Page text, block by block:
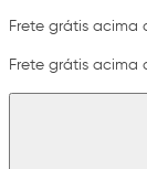
Frete grátis acima
Frete grátis acima